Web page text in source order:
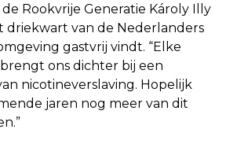
Rookvrije Generatie Károly Illy
driekwart van de Nederlanders
gastvrij vindt. “Elke
ons dichter bij een
nicotineverslaving. Hopelijk
jaren nog meer van dit